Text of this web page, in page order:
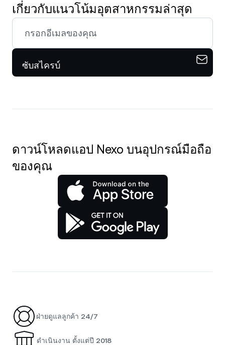
เกี่ยวกับแนวโน้มอุตสาหกรรมล่าสุด
ซับสไครบ์
ดาวน์โหลดแอป Nexo บนอุปกรณ์มือถือ
ของคุณ
ฝ่ายดูแลลูกค้า 24/7
ดำเนินงาน ตั้งแต่ปี 2018